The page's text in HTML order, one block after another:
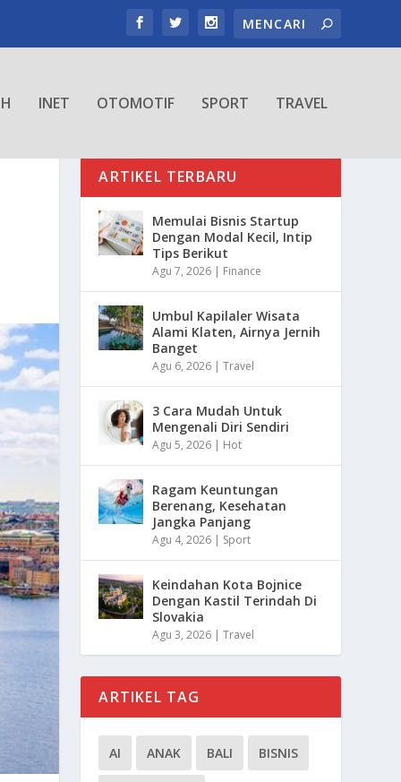
INET OTOMOTIF SPORT TRAVEL
ARTIKEL TERBARU
Memulai Bisnis Startup
Dengan Modal Kecil, Intip
Tips Berikut
Agu 7, 2026 | Finance
Umbul Kapilaler Wisata
Alami Klaten, Airnya Jernih
Banget
Agu 6, 2026 |Travel
3 Cara Mudah Untuk
Mengenali Diri Sendiri
Agu 5, 2026 | Hot
Ragam Keuntungan
Berenang, Kesehatan
Jangka Panjang
Agu 4, 2026 | Sport
Keindahan Kota Bojnice
Dengan Kastil Terindah Di
Slovakia
Agu 3, 2026 |Travel
ARTIKEL TAG
AI ANAK BALI BISNIS